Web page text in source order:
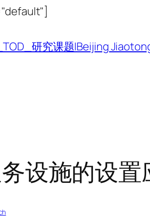
内
容
研究课题|Beijing
设施的设置